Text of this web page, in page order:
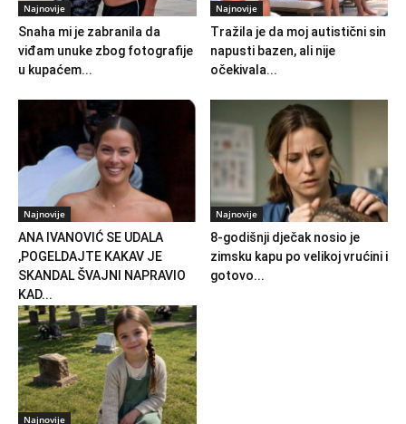
Najnovije
Snaha mi je zabranila da
viđam unuke zbog fotografije
u kupaćem...
Najnovije
Tražila je da moj autistični sin
napusti bazen, ali nije
očekivala...
Najnovije
ANA IVANOVIĆ SE UDALA
,POGELDAJTE KAKAV JE
SKANDAL ŠVAJNI NAPRAVIO
KAD...
Najnovije
8-godišnji dječak nosio je
zimsku kapu po velikoj vrućini i
gotovo...
Najnovije